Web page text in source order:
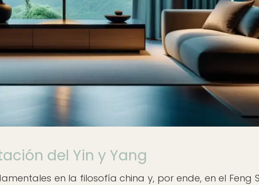
del Yin y Yang
en la filosofía china y, por ende, en el Feng